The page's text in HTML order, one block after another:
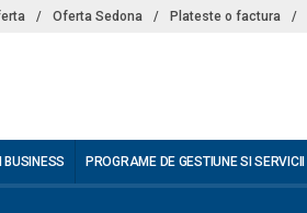
/ Oferta Sedona / Plateste o factura /
BUSINESS PROGRAME DE GESTIUNE SI SERVICII